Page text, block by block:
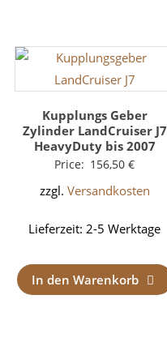
Kupplungs Geber
Zylinder LandCruiser J7
HeavyDuty bis 2007
Price: 156,50€
zzgl. Versandkosten
Lieferzeit:2-5 Werktage
In den Warenkorb